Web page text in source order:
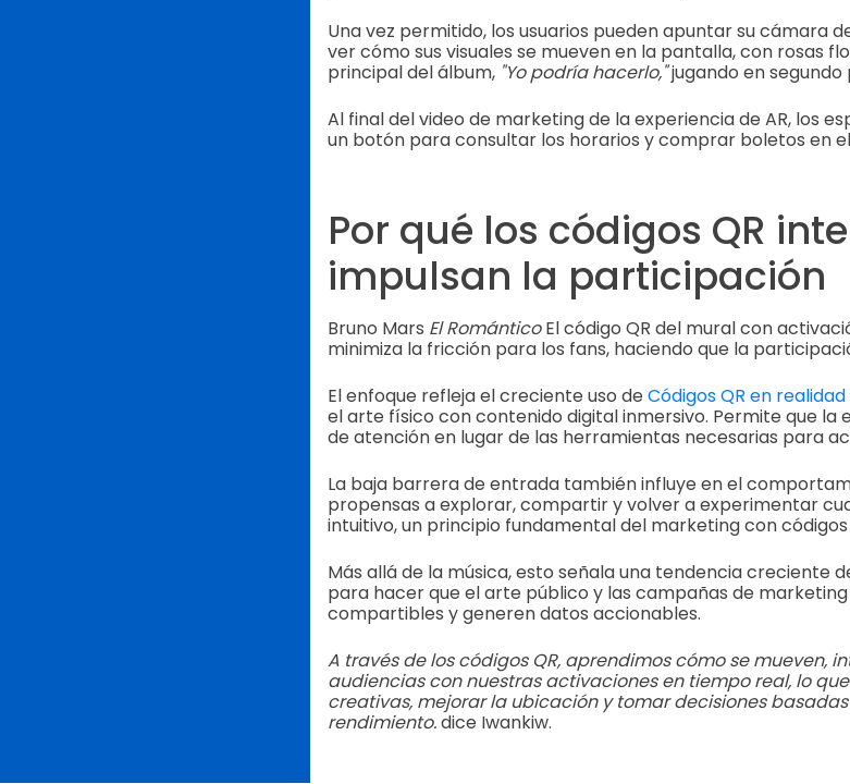
Una vez permitido, los usuarios pueden apuntar su cámara
ver cómo sus visuales se mueven en la pantalla, con rosas
principal del álbum, "Yo podría hacerlo,"jugando en segundo
Al final del video de marketing de la experiencia de AR, los
un botón para consultar los horarios y comprar boletos en
Por qué los códigos QR
impulsan la participación
Bruno Mars El RománticoEl código QR del mural con
minimiza la fricción para los fans, haciendo que la
El enfoque refleja el creciente uso de Códigos QR en
el arte físico con contenido digital inmersivo. Permite que la
de atención en lugar de las herramientas necesarias para
La baja barrera de entrada también influye en el
propensas a explorar, compartir y volver a experimentar
intuitivo, un principio fundamental del marketing con códigos
Más allá de la música, esto señala una tendencia creciente
para hacer que el arte público y las campañas de
compartibles y generen datos accionables.
A través de los códigos QR, aprendimos cómo se mueven,
audiencias con nuestras activaciones en tiempo real, lo
creativas, mejorar la ubicación y tomar decisiones
rendimiento.dice Iwankiw.